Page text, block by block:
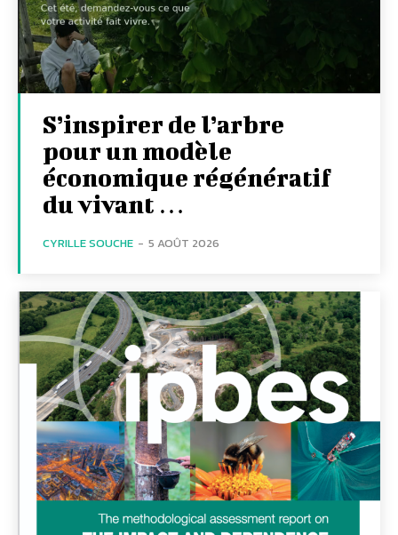
S’inspirer de l’arbre
pour un modèle
économique régénératif
du vivant …
CYRILLE SOUCHE - 5 AOÛT 2026